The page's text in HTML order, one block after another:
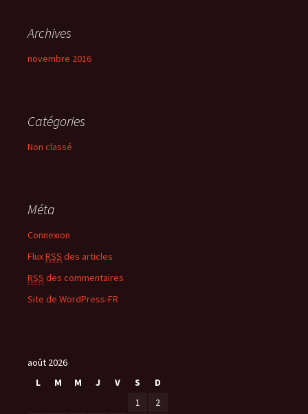
Archives
novembre 2016
Catégories
Non classé
Méta
Connexion
FluxRSS des articles
RSS des commentaires
Site de WordPress-FR
août 2026
L
M M J V S D
1
2